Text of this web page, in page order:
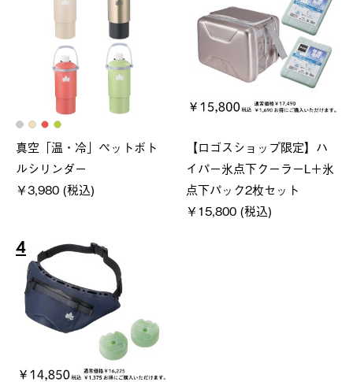
真空「温・冷」ペットボト
ルシリンダー
￥3,980 (税込)
【ロゴスショップ限定】ハ
イパー氷点下クーラーL＋氷
点下パック2枚セット
￥15,800 (税込)
4